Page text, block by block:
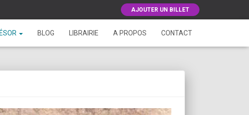
AJOUTER UN BILLET
BLOG LIBRAIRIE A PROPOS CONTACT